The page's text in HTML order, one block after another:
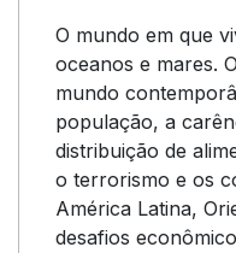
O mundo em que
oceanos e mares.
mundo
população, a
distribuição de
o terrorismo e os
América Latina,
desafios